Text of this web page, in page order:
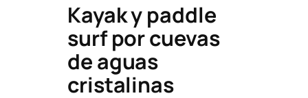
Kayak y paddle
surf por cuevas
de aguas
cristalinas